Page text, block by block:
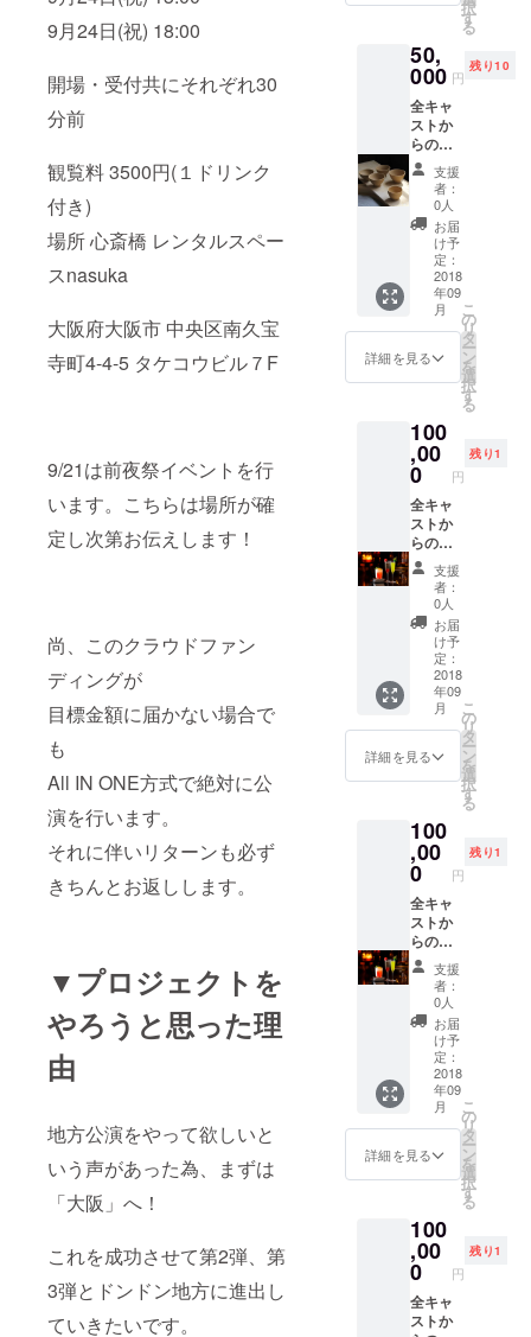
9月24日(祝) 18:00
開場・受付共にそれぞれ30
分前
観覧料 3500円(１ドリンク
付き)
場所 心斎橋 レンタルスペー
スnasuka
大阪府大阪市 中央区南久宝
寺町4-4-5 タケコウビル７F
9/21は前夜祭イベントを行
います。こちらは場所が確
定し次第お伝えします！
尚、このクラウドファン
ディングが
目標金額に届かない場合で
も
All IN ONE方式で絶対に公
演を行います。
それに伴いリターンも必ず
きちんとお返しします。
▼プロジェクトを
やろうと思った理
由
地方公演をやって欲しいと
いう声があった為、まずは
「大阪」へ！
これを成功させて第2弾、第
3弾とドンドン地方に進出し
ていきたいです。
シート➕
りコー
スター
択
す
る
50,
000 円
残り10
全キャ
ストか
らのお
礼メー
ル➕動画
➕公演チ
ケット
(知り合
いの方
へプレ
ゼント
も可能
です)➕
スペ
シャル
シート➕
りコー
スター➕
手作り
おちょ
こ(作っ
てる時
の動画
付き)
支援
者：
0人
お届
け予
定：
2018
年09
月
詳細を見る
こ
の
リ
タ
ー
ン
を
選
択
す
る
100
,00
0 円
残り1
全キャ
ストか
らのお
礼メー
ル➕動画
➕公演チ
ケット
(知り合
いの方
へプレ
ゼント
も可能
です)➕
スペ
シャル
シート➕
りコー
スター➕
手作り
おちょ
こ(作っ
てる時
の動画
付き)➕
会場の
15分前
に一名
様のみ
入れる
VIP体
験、舞
台の裏
側を見
せま
す！1ド
リンク
付き➕両
手に華
付き
チェキ
(好きな
役者2人
と取れ
支援
者：
0人
お届
け予
定：
2018
年09
月
詳細を見る
こ
の
リ
タ
ー
ン
を
選
択
す
る
100
,00
0 円
残り1
全キャ
ストか
らのお
礼メー
ル➕動画
➕公演チ
ケット
(知り合
いの方
へプレ
ゼント
も可能
です)➕
スペ
シャル
シート➕
りコー
スター➕
手作り
おちょ
こ(作っ
てる時
支援
者：
0人
お届
け予
定：
2018
年09
月
詳細を見る
こ
の
リ
タ
ー
ン
を
選
択
す
る
100
,00
0 円
残り1
全キャ
ストか